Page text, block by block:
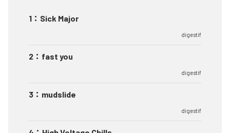
1 ： Sick Major
digestif
2 ： fast you
digestif
3 ： mudslide
digestif